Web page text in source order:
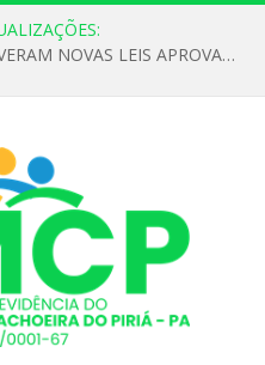
DECLARAMOS QUE NÃO HOUVERAM NOVAS LEIS APROVADAS ATÉ O MOMENTO PARA O INSTITUTO DE PREVIDÊNCIA NO ANO DE 2026